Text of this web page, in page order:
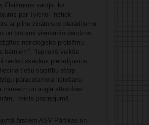
Fleišmans sacīja, ka
par Tylenol “netiek
ar pilnu zinātnisko pierādījumu
un bīstami vienkāršo daudzos
neiroloģisko problēmu
bērniem”. “Iepriekš veiktie
nedod skaidrus pierādījumus,
tiešu saistību starp
paracetamola lietošanu
trimestrī un augļa attīstības
teikts paziņojumā.
ārstiem ASV Pārtikas un